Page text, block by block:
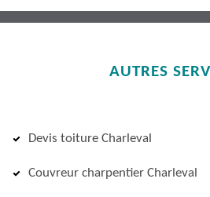
AUTRES
Devis toiture Charleval
Couvreur charpentier Charleval